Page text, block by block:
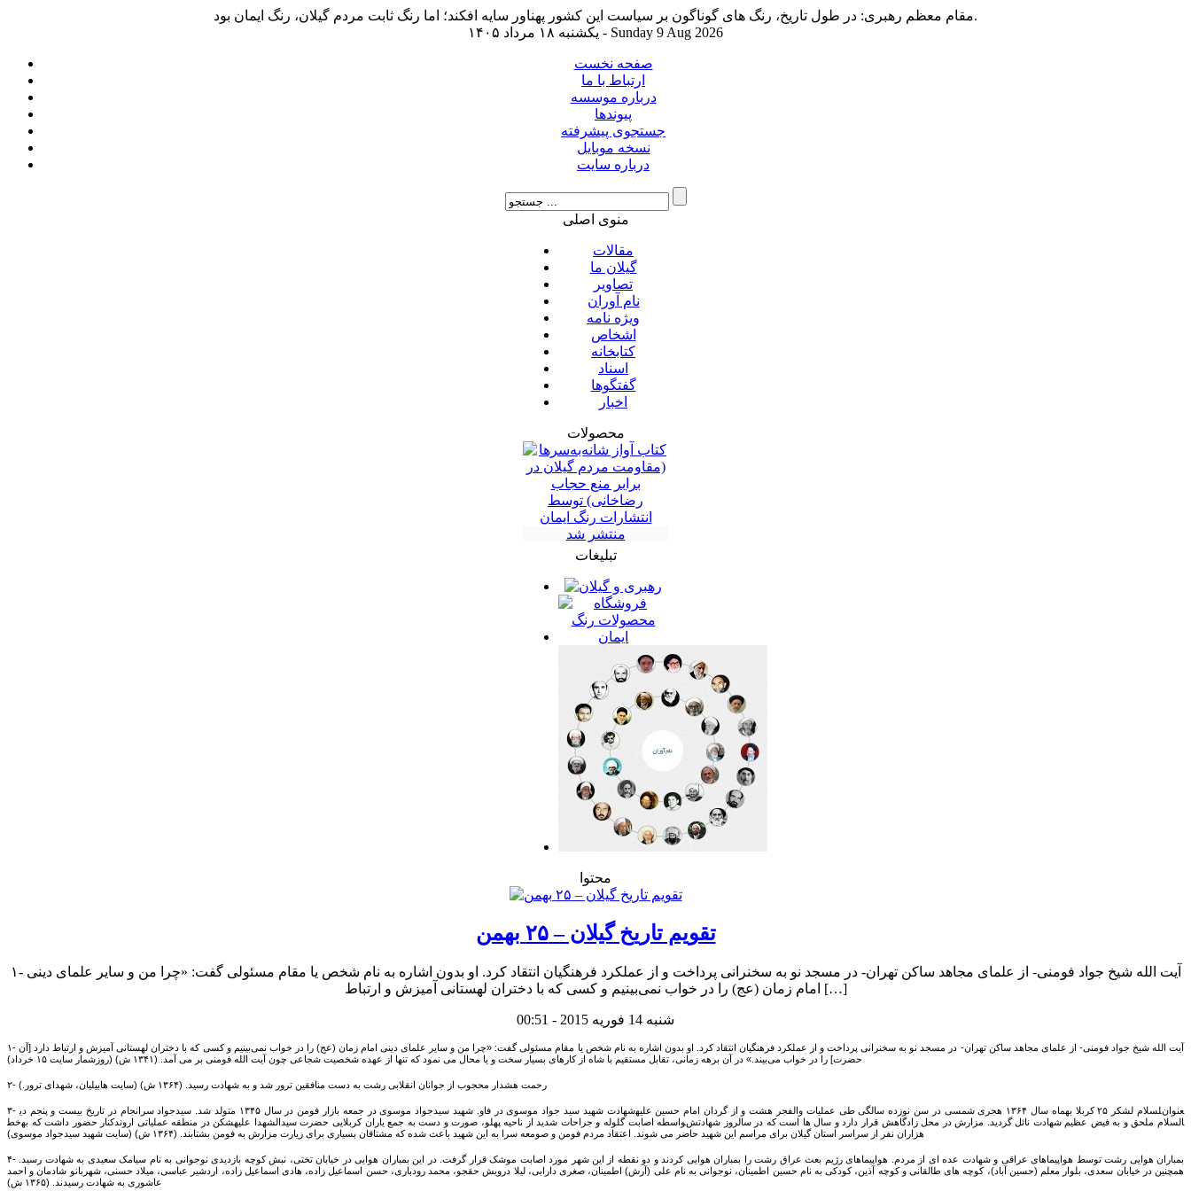
مقام معظم رهبری: در طول تاریخ، رنگ های گوناگون بر سیاست این کشور پهناور سایه افکند؛ اما رنگ ثابت مردم گیلان، رنگ ایمان بود.
یکشنبه ۱۸ مرداد ۱۴۰۵ - Sunday 9 Aug 2026
صفحه نخست
ارتباط با ما
درباره موسسه
پیوندها
جستجوی پیشرفته
نسخه موبایل
درباره سایت
منوی اصلی
مقالات
گیلان ما
تصاویر
نام آوران
ویژه نامه
اشخاص
کتابخانه
اسناد
گفتگوها
اخبار
محصولات
تبلیغات
محتوا
تقویم تاریخ گیلان – ۲۵ بهمن
۱- آیت الله شیخ جواد فومنی- از علمای مجاهد ساکن تهران- در مسجد نو به سخنرانی پرداخت و از عملکرد فرهنگیان انتقاد کرد. او بدون اشاره به نام شخص یا مقام مسئولی گفت: «چرا من و سایر علمای دینی
امام زمان (عج) را در خواب نمی‌بینیم و کسی که با دختران لهستانی آمیزش و ارتباط […]
شنبه 14 فوریه 2015 - 00:51
۱- آیت الله شیخ جواد فومنی- از علمای مجاهد ساکن تهران- در مسجد نو به سخنرانی پرداخت و از عملکرد فرهنگیان انتقاد کرد. او بدون اشاره به نام شخص یا مقام مسئولی گفت: «چرا من و سایر علمای دینی امام زمان (عج) را در خواب نمی‌بینیم و کسی که با دختران لهستانی آمیزش و ارتباط دارد [آن
حضرت] را در خواب می‌بیند.» در آن برهه زمانی، تقابل مستقیم با شاه از کارهای بسیار سخت و یا محال می نمود که تنها از عهده شخصیت شجاعی چون آیت الله فومنی بر می آمد. (۱۳۴۱ ش) (روزشمار سایت ۱۵ خرداد)
۲- رحمت هشدار محجوب از جوانان انقلابی رشت به دست منافقین ترور شد و به شهادت رسید. (۱۳۶۴ ش) (سایت هابیلیان، شهدای ترور.)
۳- شهادت شهید سید جواد موسوی در فاو. شهید سیدجواد موسوی در جمعه بازار فومن در سال ۱۳۴۵ متولد شد. سیدجواد سرانجام در تاریخ بیست و پنجم دی‎ماه سال ۱۳۶۴ هجری شمسی در سن نوزده سالگی طی عملیات والفجر هشت و از گردان امام حسین علیه‎لسلام لشکر ۲۵ کربلا به‎عنوان
خط‎شکن در منطقه عملیاتی اروندکنار حضور داشت که به‎واسطه اصابت گلوله و جراحات شدید از ناحیه پهلو، صورت و دست به جمع یاران کربلایی حضرت سیدالشهدا علیه‎السلام ملحق و به فیض عظیم شهادت نائل گردید. مزارش در محل زادگاهش قرار دارد و سال ها است که در سالروز شهادتش
هزاران نفر از سراسر استان گیلان برای مراسم این شهید حاضر می شوند. اعتقاد مردم فومن و صومعه سرا به این شهید باعث شده که مشتاقان بسیاری برای زیارت مزارش به فومن بشتابند. (۱۳۶۴ ش) (سایت شهید سیدجواد موسوی)
۴- بمباران هوایی رشت توسط هواپیماهای عراقی و شهادت عده ای از مردم. هواپیماهای رژیم بعث عراق رشت را بمباران هوایی کردند و دو نقطه از این شهر مورد اصابت موشک قرار گرفت. در این بمباران هوایی در خیابان تختی، نبش کوچه بازدیدی نوجوانی به نام سیامک سعیدی به شهادت رسید.
همچنین در خیابان سعدی، بلوار معلم (حسین آباد)، کوچه های طالقانی و کوچه آذین، کودکی به نام حسین اطمینان، نوجوانی به نام علی (آرش) اطمینان، صغری دارابی، لیلا درویش حقجو، محمد رودباری، حسن اسماعیل زاده، هادی اسماعیل زاده، اردشیر عباسی، میلاد حسنی، شهربانو شادمان و احمد
عاشوری به شهادت رسیدند. (۱۳۶۵ ش)